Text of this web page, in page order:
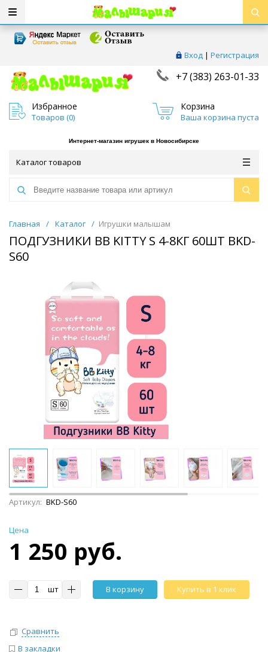
Вход | Регистрация
+7 (383) 263-01-33
Избранное
Товаров (0)
Корзина
Ваша корзина пуста
Интернет-магазин игрушек в Новосибирске
Каталог товаров
Главная / Каталог / Игрушки малышам
ПОДГУЗНИКИ BB KITTY S 4-8КГ 60ШТ BKD-
S60
Артикул: BKD-S60
Цена
1 250 руб.
шт В корзину Купить в 1 клик
Сравнить
В закладки